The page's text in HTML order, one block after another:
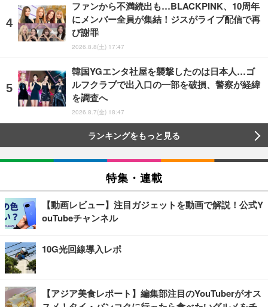
ファンから不満続出も…BLACKPINK、10周年
にメンバー全員が集結！ジスがライブ配信で再
び謝罪
2026.8.8(土) 17:47
韓国YGエンタ社屋を襲撃したのは日本人…ゴ
ルフクラブで出入口の一部を破損、警察が経緯
を調査へ
2026.8.7(金) 18:47
ランキングをもっと見る
特集・連載
【動画レビュー】注目ガジェットを動画で解説！公式Y
ouTubeチャンネル
10G光回線導入レポ
【アジア美食レポート】編集部注目のYouTuberがオス